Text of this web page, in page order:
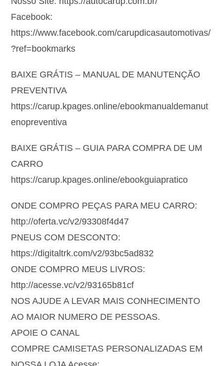
Facebook:
https://www.facebook.com/carupdicasautomotivas/
?ref=bookmarks
BAIXE GRÁTIS – MANUAL DE MANUTENÇÃO
PREVENTIVA
https://carup.kpages.online/ebookmanualdemanut
enopreventiva
BAIXE GRÁTIS – GUIA PARA COMPRA DE UM
CARRO
https://carup.kpages.online/ebookguiapratico
ONDE COMPRO PEÇAS PARA MEU CARRO:
http://oferta.vc/v2/93308f4d47
PNEUS COM DESCONTO:
https://digitaltrk.com/v2/93bc5ad832
ONDE COMPRO MEUS LIVROS:
http://acesse.vc/v2/93165b81cf
NOS AJUDE A LEVAR MAIS CONHECIMENTO
AO MAIOR NUMERO DE PESSOAS.
APOIE O CANAL
COMPRE CAMISETAS PERSONALIZADAS EM